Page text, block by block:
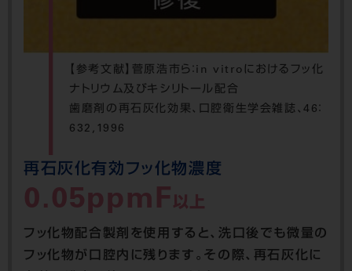
【参考文献】菅原浩市ら：in vitroにおけるフッ化
ナトリウム及びキシリトール配合
歯磨剤の再石灰化効果、口腔衛生学会雑誌、46：
632,1996
再石灰化有効フッ化物濃度
0.05ppmF 以上
フッ化物配合製剤を使用すると、洗口後でも微量の
フッ化物が口腔内に残ります。その際、再石灰化に